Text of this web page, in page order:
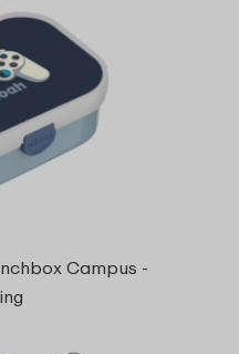
Campus -